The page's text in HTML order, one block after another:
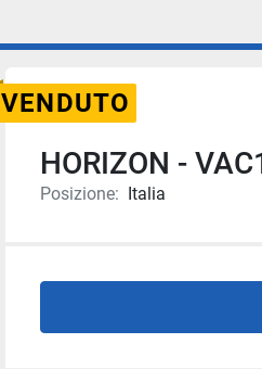
VENDUTO
HORIZON -
Posizione: Italia